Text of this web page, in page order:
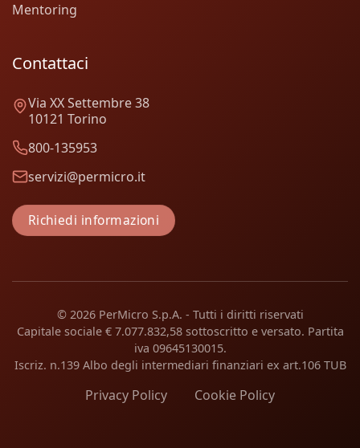
Mentoring
Contattaci
Via XX Settembre 38
10121 Torino
800-135953
servizi@permicro.it
Richiedi informazioni
© 2026 PerMicro S.p.A. - Tutti i diritti riservati
Capitale sociale € 7.077.832,58 sottoscritto e versato. Partita
iva 09645130015.
Iscriz. n.139 Albo degli intermediari finanziari ex art.106 TUB
Privacy Policy Cookie Policy